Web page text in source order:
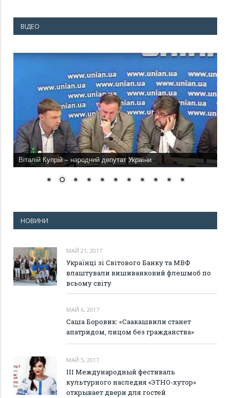
ВІДЕО
Віталій Купрій – народний депутат України
НОВИНИ
МАЙ 21, 2017
Українці зі Світового Банку та МВФ
влаштували вишиванковий флешмоб по
всьому світу
МАЙ 6, 2017
Саша Боровик: «Саакашвили станет
апатридом, лицом без гражданства»
МАЙ 5, 2017
III Международный фестиваль
культурного наследия «ЭТНО-хутор»
открывает двери для гостей